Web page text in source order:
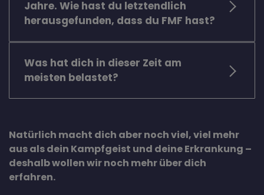
Jahre. Wie hast du letztendlich
herausgefunden, dass du FMF hast?
Was hat dich in dieser Zeit am
meisten belastet?
Natürlich macht dich aber noch viel, viel mehr
aus als dein Kampfgeist und deine Erkrankung –
deshalb wollen wir noch mehr über dich
erfahren.